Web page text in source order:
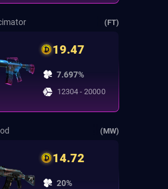
(FT)
19.47
7.697%
12304 - 20000
(MW)
14.72
20%